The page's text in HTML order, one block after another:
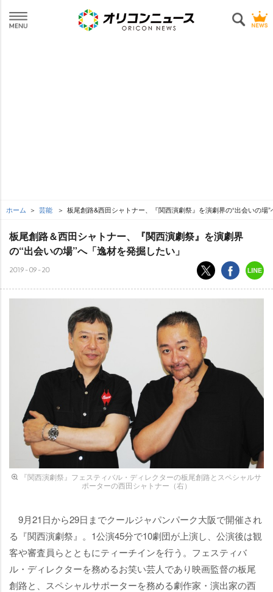
ホーム 芸能 板尾創路&西田シャトナー、『関西演劇祭』を演劇界の“出会いの場
板尾創路＆西田シャトナー、『関西演劇祭』を演劇界
の“出会いの場”へ「逸材を発掘したい」
2019-09-20
『関西演劇祭』フェスティバル・ディレクターの板尾創路とスペシャルサ
ポーターの西田シャトナー（右）
9月21日から29日までクールジャパンパーク大阪で開催され
る『関西演劇祭』。1公演45分で10劇団が上演し、公演後は観
客や審査員らとともにティーチインを行う。フェスティバ
ル・ディレクターを務めるお笑い芸人であり映画監督の板尾
創路と、スペシャルサポーターを務める劇作家・演出家の西